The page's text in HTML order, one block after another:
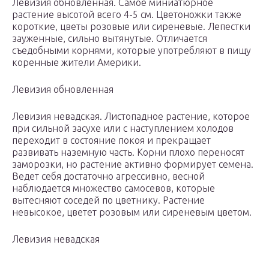
Левизия обновленная. Самое миниатюрное
растение высотой всего 4-5 см. Цветоножки также
короткие, цветы розовые или сиреневые. Лепестки
зауженные, сильно вытянутые. Отличается
съедобными корнями, которые употребляют в пищу
коренные жители Америки.
Левизия обновленная
Левизия невадская. Листопадное растение, которое
при сильной засухе или с наступлением холодов
переходит в состояние покоя и прекращает
развивать наземную часть. Корни плохо переносят
заморозки, но растение активно формирует семена.
Ведет себя достаточно агрессивно, весной
наблюдается множество самосевов, которые
вытесняют соседей по цветнику. Растение
невысокое, цветет розовым или сиреневым цветом.
Левизия невадская